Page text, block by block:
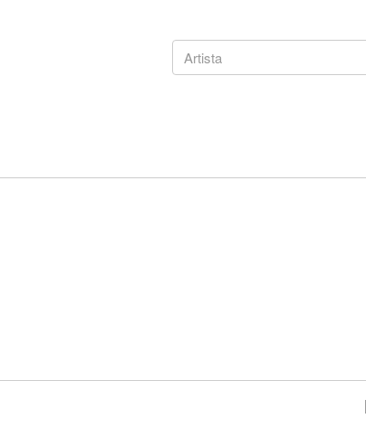
Conciertos